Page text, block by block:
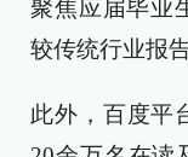
聚焦应届毕业
较传统行业报
此外，百度平